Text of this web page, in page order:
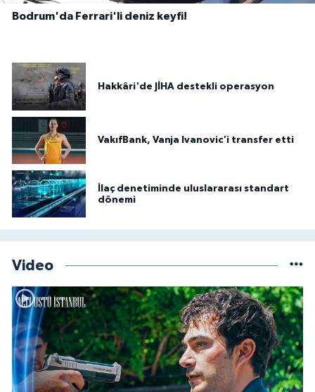
Bodrum'da Ferrari'li deniz keyfi!
Hakkâri'de JİHA destekli operasyon
VakıfBank, Vanja Ivanovic'i transfer etti
İlaç denetiminde uluslararası standart
dönemi
Video